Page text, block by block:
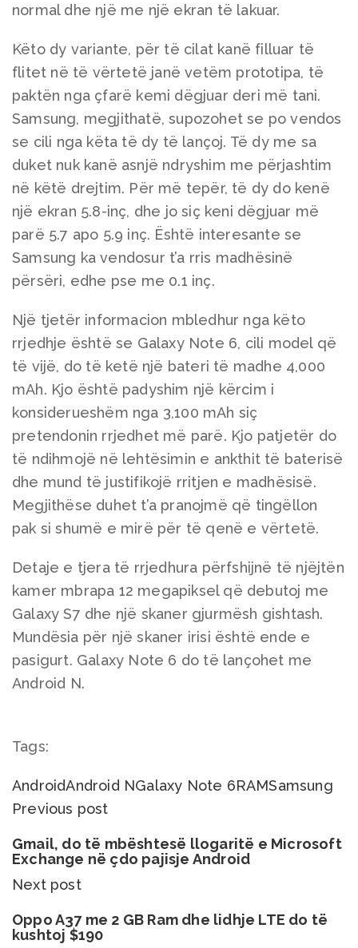
normal dhe një me një ekran të lakuar.
Këto dy variante, për të cilat kanë filluar të
flitet në të vërtetë janë vetëm prototipa, të
paktën nga çfarë kemi dëgjuar deri më tani.
Samsung, megjithatë, supozohet se po vendos
se cili nga këta të dy të lançoj. Të dy me sa
duket nuk kanë asnjë ndryshim me përjashtim
në këtë drejtim. Për më tepër, të dy do kenë
një ekran 5.8-inç, dhe jo siç keni dëgjuar më
parë 5.7 apo 5.9 inç. Është interesante se
Samsung ka vendosur t’a rris madhësinë
përsëri, edhe pse me 0.1 inç.
Një tjetër informacion mbledhur nga këto
rrjedhje është se Galaxy Note 6, cili model që
të vijë, do të ketë një bateri të madhe 4,000
mAh. Kjo është padyshim një kërcim i
konsiderueshëm nga 3,100 mAh siç
pretendonin rrjedhet më parë. Kjo patjetër do
të ndihmojë në lehtësimin e ankthit të baterisë
dhe mund të justifikojë rritjen e madhësisë.
Megjithëse duhet t’a pranojmë që tingëllon
pak si shumë e mirë për të qenë e vërtetë.
Detaje e tjera të rrjedhura përfshijnë të njëjtën
kamer mbrapa 12 megapiksel që debutoj me
Galaxy S7 dhe një skaner gjurmësh gishtash.
Mundësia për një skaner irisi është ende e
pasigurt. Galaxy Note 6 do të lançohet me
Android N.
Tags:
AndroidAndroid NGalaxy Note 6RAMSamsung
Previous post
Gmail, do të mbështesë llogaritë e Microsoft
Exchange në çdo pajisje Android
Next post
Oppo A37 me 2 GB Ram dhe lidhje LTE do të
kushtoj $190